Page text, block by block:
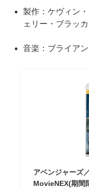
製作：ケヴィン
ェリー・ブラッ
音楽：ブライア
アベンジャーズ
MovieNEX(期間